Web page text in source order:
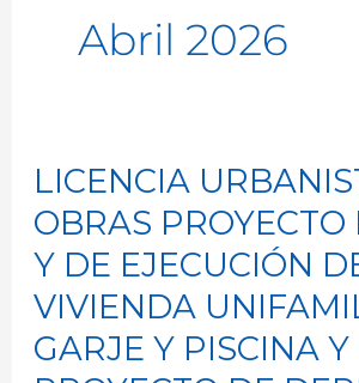
Abril 2026
LICENCIA
OBRAS PROYECTO
Y DE EJECUCIÓN
VIVIENDA
GARJE Y PISCINA Y
LICENCIA
URBANISTICA
DE
OBRAS
PROYECTO
BASICO